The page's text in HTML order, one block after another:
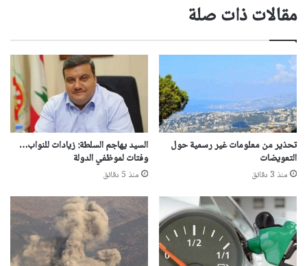
مقالات ذات صلة
تحذير من معلومات غير رسمية حول
التعويضات
منذ 3 دقائق
السيد يهاجم السلطة: زيادات للنواب…
وفتات لموظفي الدولة
منذ 5 دقائق